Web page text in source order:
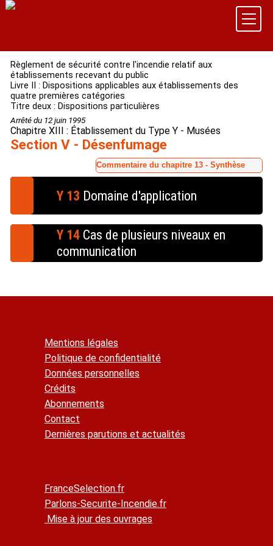
Règlement de sécurité contre l'incendie relatif aux
établissements recevant du public
Livre II : Dispositions applicables aux établissements des
quatre premières catégories
Titre deux : Dispositions particulières
Arrêté du 12 juin 1995
Chapitre XIII : Établissement du Type Y - Musées
Section V - Désenfumage
Commentaire du chapitre 13 - Synthèse
Y 13 Domaine d'application
(Arrêté du 22 mars 2004)
« Les établissements visés au présent chapitre sont
de la classe 1 pour la détermination du coefficient α
au sens del'annexe de l'IT 246. »
Y 14 Cas de plusieurs niveaux en
communication
désenfumés comme un volume unique, dans les
Mentions légales
Politique de confidentialité
Données personnelles
Crédits
Abonnements
Contact
Dernières parutions et actualités
FranceSelection.fr
Parlons-Securite-Incendie.fr
Mise à jour des ouvrages